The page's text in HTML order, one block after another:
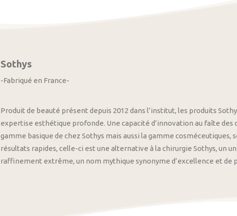
Sothys
-Fabriqué en France-
Produit de beauté présent depuis 2012 dans l’institut, les produits
expertise esthétique profonde. Une capacité d’innovation au faîte
gamme basique de chez Sothys mais aussi la gamme
résultats rapides, celle-ci est une alternative à la chirurgie Sothys, un
raffinement extrême, un nom mythique synonyme d’excellence et de